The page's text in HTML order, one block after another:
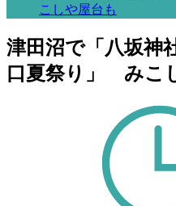
こしや屋台も
津田沼で「八坂神
口夏祭り」 みこ